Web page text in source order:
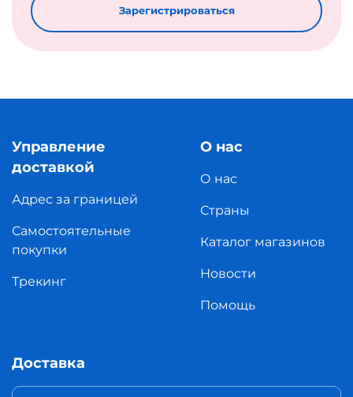
Зарегистрироваться
Управление
доставкой
Адрес за границей
Самостоятельные
покупки
Трекинг
О нас
О нас
Страны
Каталог магазинов
Новости
Помощь
Доставка